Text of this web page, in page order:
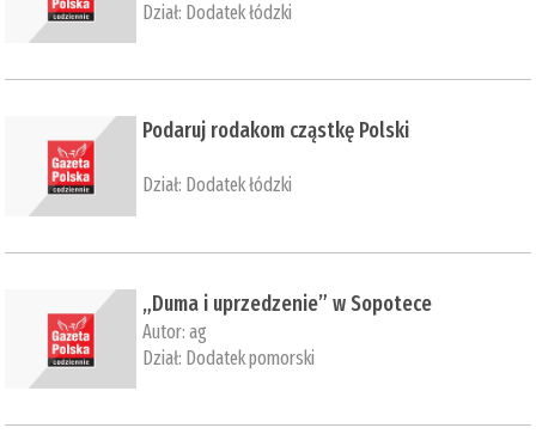
Dział: Dodatek łódzki
Podaruj rodakom cząstkę Polski
Dział: Dodatek łódzki
​„Duma i uprzedzenie” w Sopotece
Autor:ag
Dział: Dodatek pomorski